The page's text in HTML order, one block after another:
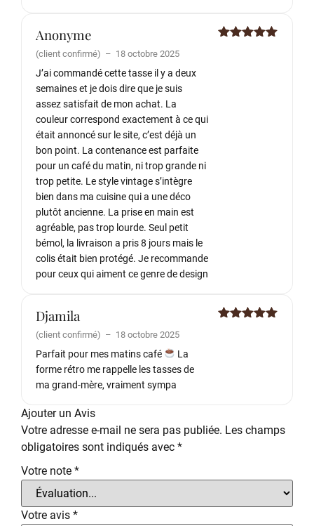
Anonyme
(client confirmé) – 18 octobre 2025
J’ai commandé cette tasse il y a deux
semaines et je dois dire que je suis
assez satisfait de mon achat. La
couleur correspond exactement à ce qui
était annoncé sur le site, c’est déjà un
bon point. La contenance est parfaite
pour un café du matin, ni trop grande ni
trop petite. Le style vintage s’intègre
bien dans ma cuisine qui a une déco
plutôt ancienne. La prise en main est
agréable, pas trop lourde. Seul petit
bémol, la livraison a pris 8 jours mais le
colis était bien protégé. Je recommande
pour ceux qui aiment ce genre de design
Djamila
(client confirmé) – 18 octobre 2025
Parfait pour mes matins café
La
forme rétro me rappelle les tasses de
ma grand-mère, vraiment sympa
Ajouter un Avis
Votre adresse e-mail ne sera pas publiée. Les champs
obligatoires sont indiqués avec *
Votre note *
Votre avis *